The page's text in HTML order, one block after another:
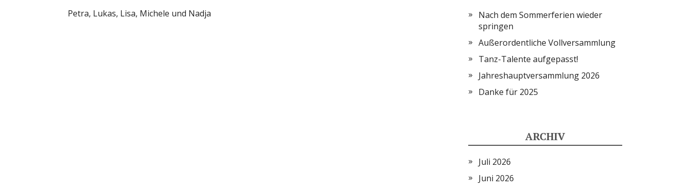
Petra, Lukas, Lisa, Michele und Nadja
Nach dem Sommerferien wieder
springen
Außerordentliche Vollversammlung
Tanz-Talente aufgepasst!
Jahreshauptversammlung 2026
Danke für 2025
ARCHIV
Juli 2026
Juni 2026